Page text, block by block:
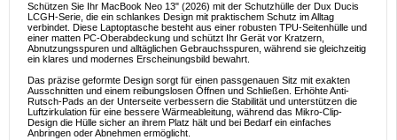
Schützen Sie Ihr MacBook Neo 13" (2026) mit der Schutzhülle der Dux Ducis
LCGH-Serie, die ein schlankes Design mit praktischem Schutz im Alltag
verbindet. Diese Laptoptasche besteht aus einer robusten TPU-Seitenhülle und
einer matten PC-Oberabdeckung und schützt Ihr Gerät vor Kratzern,
Abnutzungsspuren und alltäglichen Gebrauchsspuren, während sie gleichzeitig
ein klares und modernes Erscheinungsbild bewahrt.
Das präzise geformte Design sorgt für einen passgenauen Sitz mit exakten
Ausschnitten und einem reibungslosen Öffnen und Schließen. Erhöhte Anti-
Rutsch-Pads an der Unterseite verbessern die Stabilität und unterstützen die
Luftzirkulation für eine bessere Wärmeableitung, während das Mikro-Clip-
Design die Hülle sicher an ihrem Platz hält und bei Bedarf ein einfaches
Anbringen oder Abnehmen ermöglicht.